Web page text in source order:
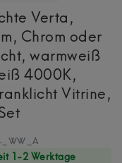
Verta,
Chrom oder
warmweiß
4000K,
Vitrine,
1-2 Werktage